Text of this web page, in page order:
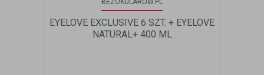
BEZOKULAROW.PL
EYELOVE EXCLUSIVE 6 SZT. + EYELOVE
NATURAL+ 400 ML